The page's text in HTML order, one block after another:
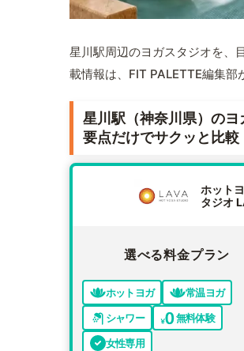
星川駅周辺のヨガスタジオを、
載情報は、FIT PALETTE編集部
星川駅（神奈川県）のヨ
要点だけでサクッと比較
ホット
タジオ
選べる料金プラン
ホットヨガ
常温ヨガ
シャワー
無料体験
女性専用